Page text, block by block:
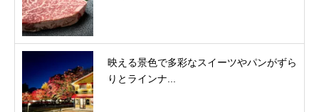
映える景色で多彩なスイーツやパンがずら
りとラインナ...